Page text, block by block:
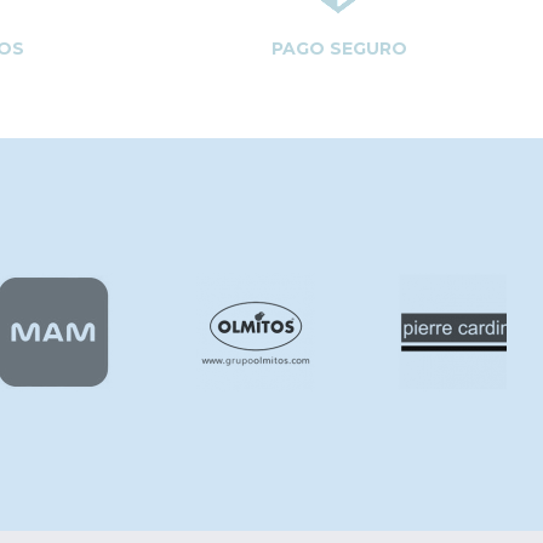
PAGO SEGURO